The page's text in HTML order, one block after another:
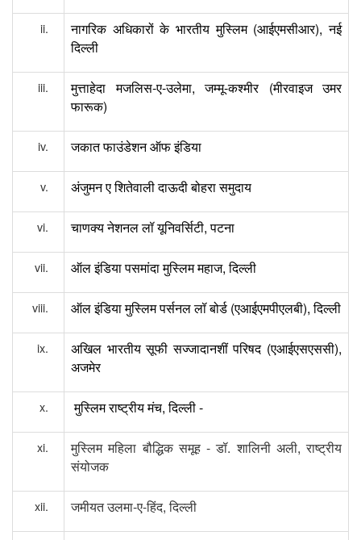
नागरिक अधिकारों के भारतीय मुस्लिम(आईएमसीआर),नई
दिल्ली
मुत्ताहेदा मजलिस-ए-उलेमा,जम्मू-कश्मीर(मीरवाइज
उमर
फारूक)
जकात फाउंडेशन ऑफ इंडिया
अंजुमन ए शितेवाली दाऊदी बोहरा समुदाय
चाणक्य नेशनल लॉ यूनिवर्सिटी,पटना
ऑल इंडिया पसमांदा मुस्लिम महाज,दिल्ली
ऑल इंडिया मुस्लिम पर्सनल लॉ बोर्ड (एआईएमपीएलबी),दिल्ली
अखिल भारतीय सूफी सज्जादानशीं परिषद(एआईएसएससी),
अजमेर
मुस्लिम राष्ट्रीय मंच,दिल्ली -
मुस्लिम महिला बौद्धिक समूह-डॉ.शालिनी अली,राष्ट्रीय
संयोजक
जमीयत उलमा-ए-हिंद,दिल्ली